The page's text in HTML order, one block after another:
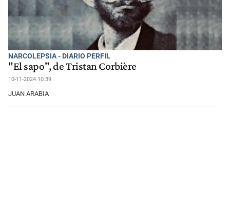
NARCOLEPSIA - DIARIO PERFIL
"El sapo", de Tristan Corbière
10-11-2024 10:39
JUAN ARABIA